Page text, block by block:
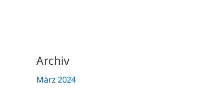
Archiv
März 2024